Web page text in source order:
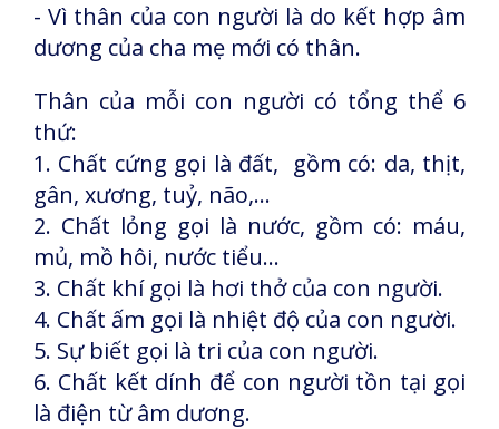
- Vì thân của con người là do kết hợp âm
dương của cha mẹ mới có thân.
Thân của mỗi con người có tổng thể 6
thứ:
1. Chất cứng gọi là đất, gồm có: da, thịt,
gân, xương, tuỷ, não,...
2. Chất lỏng gọi là nước, gồm có: máu,
mủ, mồ hôi, nước tiểu…
3. Chất khí gọi là hơi thở của con người.
4. Chất ấm gọi là nhiệt độ của con người.
5. Sự biết gọi là tri của con người.
6. Chất kết dính để con người tồn tại gọi
là điện từ âm dương.